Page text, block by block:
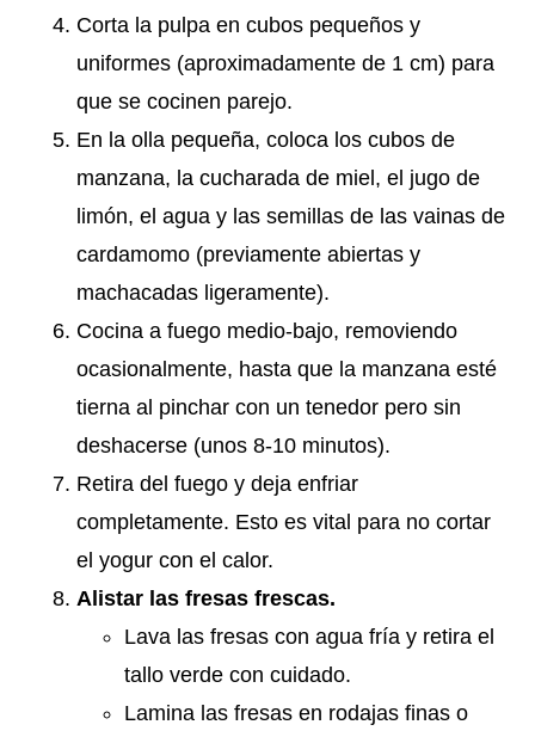
Corta la pulpa en cubos pequeños y
uniformes (aproximadamente de 1 cm) para
que se cocinen parejo.
En la olla pequeña, coloca los cubos de
manzana, la cucharada de miel, el jugo de
limón, el agua y las semillas de las vainas de
cardamomo (previamente abiertas y
machacadas ligeramente).
Cocina a fuego medio-bajo, removiendo
ocasionalmente, hasta que la manzana esté
tierna al pinchar con un tenedor pero sin
deshacerse (unos 8-10 minutos).
Retira del fuego y deja enfriar
completamente. Esto es vital para no cortar
el yogur con el calor.
Alistar las fresas frescas.
Lava las fresas con agua fría y retira el
tallo verde con cuidado.
Lamina las fresas en rodajas finas o